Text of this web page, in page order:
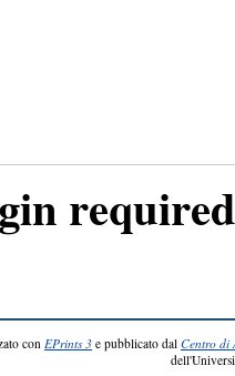
con EPrints 3 e pubblicato dal Centro di